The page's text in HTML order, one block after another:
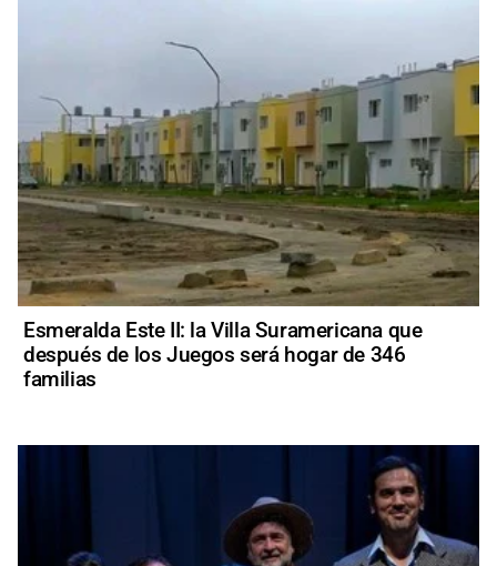
Esmeralda Este II: la Villa Suramericana que
después de los Juegos será hogar de 346
familias